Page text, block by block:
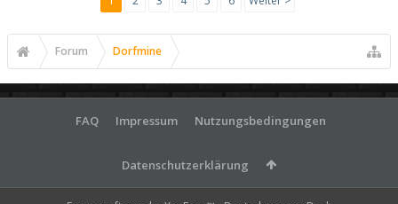
Forum Dorfmine
FAQ Impressum Nutzungsbedingungen
Datenschutzerklärung